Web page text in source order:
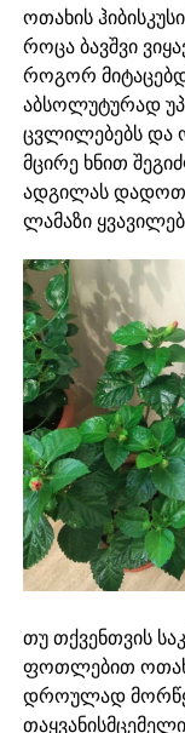
ოთახის
როცა ბავშვი
როგორ
აბსოლუტურად
ცვლილებებს და
მცირე ხნით
ადგილას
ლამაზი
თუ თქვენთვის
ფოთლებით
დროულად